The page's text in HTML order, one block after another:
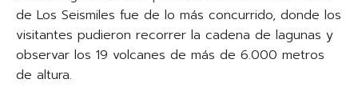
de Los Seismiles fue de lo más concurrido, donde los
visitantes pudieron recorrer la cadena de lagunas y
observar los 19 volcanes de más de 6.000 metros
de altura.